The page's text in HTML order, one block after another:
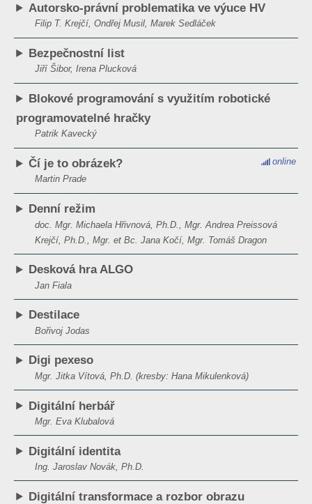
Autorsko-právní problematika ve výuce HV
Filip T. Krejčí, Ondřej Musil, Marek Sedláček
Bezpečnostní list
Jiří Šibor, Irena Plucková
Blokové programování s využitím robotické
programovatelné hračky
Patrik Kavecký
Čí je to obrázek?
online
Martin Prade
Denní režim
doc. Mgr. Michaela Hřivnová, Ph.D., Mgr. Andrea Preissová
Krejčí, Ph.D., Mgr. et Bc. Jana Kočí, Mgr. Tomáš Dragon
Desková hra ALGO
Jan Fiala
Destilace
Bořivoj Jodas
Digi pexeso
Mgr. Jitka Vítová, Ph.D. (kresby: Hana Mikulenková)
Digitální herbář
Mgr. Eva Klubalová
Digitální identita
Ing. Jaroslav Novák, Ph.D.
Digitální transformace a rozbor obrazu